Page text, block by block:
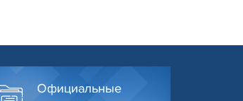
Официальные